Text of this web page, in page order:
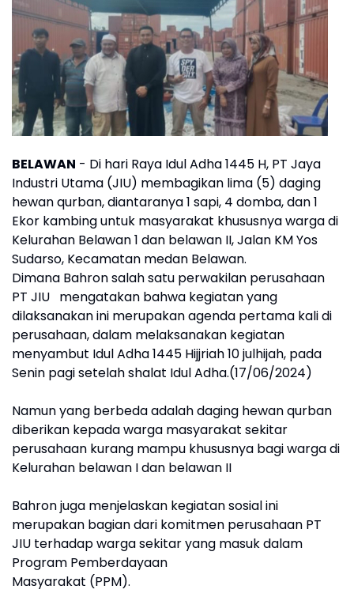
BELAWAN - Di hari Raya Idul Adha 1445 H, PT Jaya
Industri Utama (JIU) membagikan lima (5) daging
hewan qurban, diantaranya 1 sapi, 4 domba, dan 1
Ekor kambing untuk masyarakat khususnya warga di
Kelurahan Belawan 1 dan belawan II, Jalan KM Yos
Sudarso, Kecamatan medan Belawan.
Dimana Bahron salah satu perwakilan perusahaan
PT JIU mengatakan bahwa kegiatan yang
dilaksanakan ini merupakan agenda pertama kali di
perusahaan, dalam melaksanakan kegiatan
menyambut Idul Adha 1445 Hijjriah 10 julhijah, pada
Senin pagi setelah shalat Idul Adha.(17/06/2024)
Namun yang berbeda adalah daging hewan qurban
diberikan kepada warga masyarakat sekitar
perusahaan kurang mampu khususnya bagi warga di
Kelurahan belawan I dan belawan II
Bahron juga menjelaskan kegiatan sosial ini
merupakan bagian dari komitmen perusahaan PT
JIU terhadap warga sekitar yang masuk dalam
Program Pemberdayaan
Masyarakat (PPM).